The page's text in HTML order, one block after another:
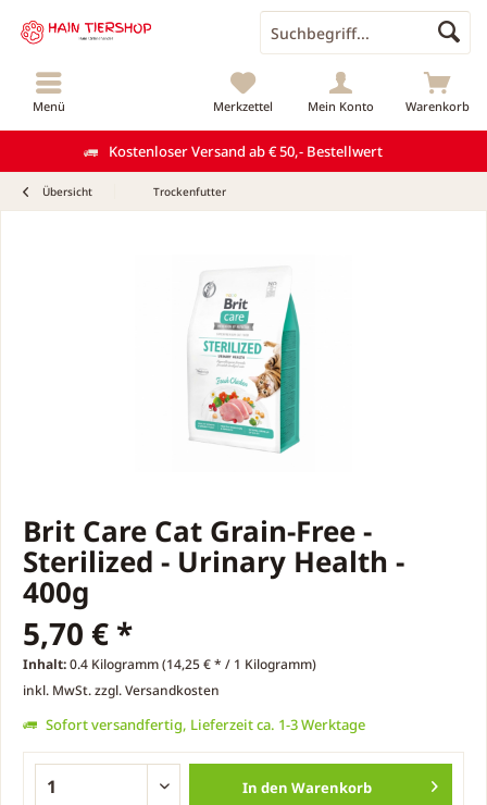
Kostenloser Versand ab € 50,- Bestellwert
Menü Warenkorb
Merkzettel Mein Konto
Übersicht Trockenfutter
Brit Care Cat Grain-Free -
Sterilized - Urinary Health -
400g
5,70 € *
Inhalt:0.4 Kilogramm (14,25 € * / 1 Kilogramm)
inkl. MwSt.zzgl. Versandkosten
Sofort versandfertig, Lieferzeit ca. 1-3 Werktage
In den Warenkorb